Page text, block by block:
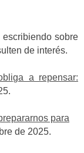
sobre
de interés.
a repensar:
para
de 2025.